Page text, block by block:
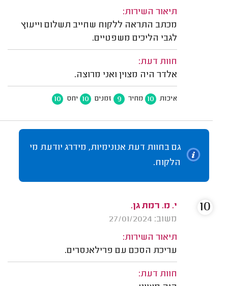
תיאור השירות:
מכתב התראה ללקוח שחייב תשלום וייעוץ
לגבי הליכים משפטיים.
חוות דעת:
אלדר היה מצוין ואני מרוצה.
איכות 10 מחיר 9 זמנים 10 יחס 10
גם בחוות דעת אנונימיות, מידרג יודעת מי
הלקוח.
י. מ. רמת גן.
משוב: 27/01/2024
תיאור השירות:
עריכת הסכם עם פרילאנסרים.
חוות דעת:
10